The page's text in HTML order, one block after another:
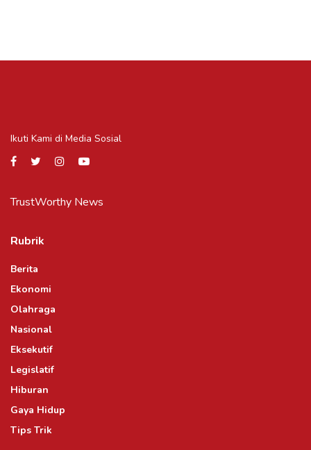
Ikuti Kami di Media Sosial
TrustWorthy News
Rubrik
Berita
Ekonomi
Olahraga
Nasional
Eksekutif
Legislatif
Hiburan
Gaya Hidup
Tips Trik